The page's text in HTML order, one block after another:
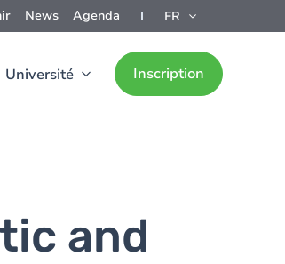
News Agenda FR
Université Inscription
and